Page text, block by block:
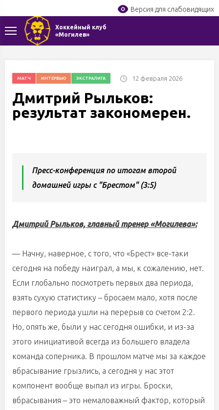
Версия для слабовидящих
Хоккейный клуб
«Могилев»
МАТЧ ИНТЕРВЬЮ ЭКСТРАЛИГА 12 февраля 2026
Дмитрий Рыльков:
результат закономерен.
Пресс-конференция по итогам второй
домашней игры с "Брестом" (3:5)
Дмитрий Рыльков, главный тренер «Могилева»:
— Начну, наверное, с того, что «Брест» все-таки
сегодня на победу наиграл, а мы, к сожалению, нет.
Если глобально посмотреть первых два периода,
взять сухую статистику – бросаем мало, хотя после
первого периода ушли на перерыв со счетом 2:2.
Но, опять же, были у нас сегодня ошибки, и из-за
этого инициативой всегда из большего владела
команда соперника. В прошлом матче мы за каждое
вбрасывание грызлись, а сегодня у нас этот
компонент вообще выпал из игры. Броски,
вбрасывания – это немаловажный фактор, который